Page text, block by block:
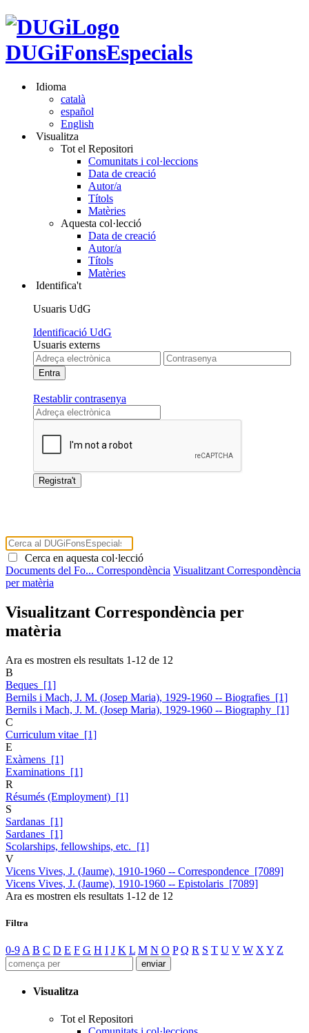
DUGiFonsEspecials
Idioma
català
español
English
Visualitza
Tot el Repositori
Comunitats i col·leccions
Data de creació
Autor/a
Títols
Matèries
Aquesta col·lecció
Data de creació
Autor/a
Títols
Matèries
Identifica't
Usuaris UdG
Identificació UdG
Usuaris externs
Restablir contrasenya
Cerca en aquesta col·lecció
Documents del Fo... Correspondència Visualitzant Correspondència
per matèria
Visualitzant Correspondència per
matèria
Ara es mostren els resultats 1-12 de 12
B
Beques [1]
Bernils i Mach, J. M. (Josep Maria), 1929-1960 -- Biografies [1]
Bernils i Mach, J. M. (Josep Maria), 1929-1960 -- Biography [1]
C
Curriculum vitae [1]
E
Exàmens [1]
Examinations [1]
R
Résumés (Employment) [1]
S
Sardanas [1]
Sardanes [1]
Scolarships, fellowships, etc. [1]
V
Vicens Vives, J. (Jaume), 1910-1960 -- Correspondence [7089]
Vicens Vives, J. (Jaume), 1910-1960 -- Epistolaris [7089]
Ara es mostren els resultats 1-12 de 12
Filtra
0-9 A B C D E F G H I J K L M N O P Q R S T U V W X Y Z
Visualitza
Tot el Repositori